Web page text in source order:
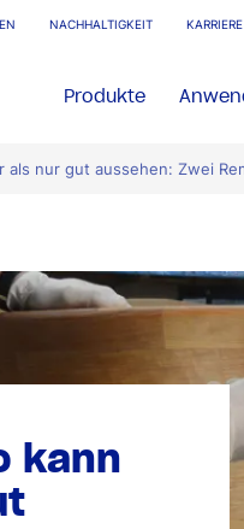
NACHHALTIGKEIT KARRIERE
Produkte
als nur gut aussehen: Zwei
kann